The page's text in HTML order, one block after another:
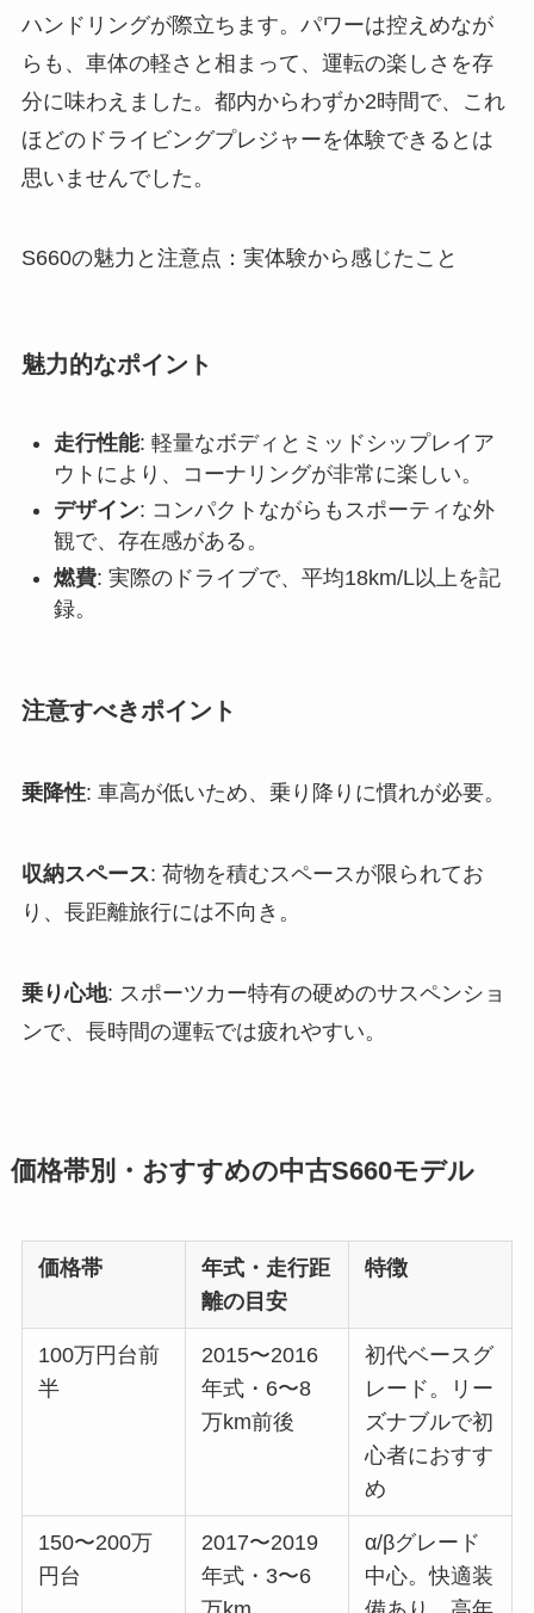
ハンドリングが際立ちます。パワーは控えめなが
らも、車体の軽さと相まって、運転の楽しさを存
分に味わえました。都内からわずか2時間で、これ
ほどのドライビングプレジャーを体験できるとは
思いませんでした。
S660の魅力と注意点：実体験から感じたこと
魅力的なポイント
走行性能: 軽量なボディとミッドシップレイア
ウトにより、コーナリングが非常に楽しい。
デザイン: コンパクトながらもスポーティな外
観で、存在感がある。
燃費: 実際のドライブで、平均18km/L以上を記
録。
注意すべきポイント
乗降性: 車高が低いため、乗り降りに慣れが必要。
収納スペース: 荷物を積むスペースが限られてお
り、長距離旅行には不向き。
乗り心地: スポーツカー特有の硬めのサスペンショ
ンで、長時間の運転では疲れやすい。
価格帯別・おすすめの中古S660モデル
価格帯
年式・走行距
離の目安
特徴
100万円台前
半
2015〜2016
年式・6〜8
万km前後
初代ベースグ
レード。リー
ズナブルで初
心者におすす
め
150〜200万
円台
2017〜2019
年式・3〜6
α/βグレード
中心。快適装